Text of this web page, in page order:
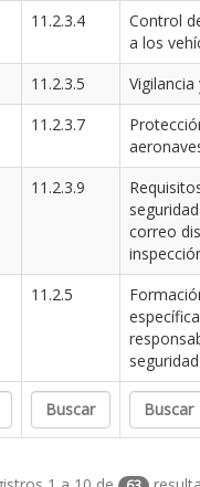
11.2.3.4
Control
a los
11.2.3.5
11.2.3.7
11.2.3.9
correo
11.2.5
seguridad